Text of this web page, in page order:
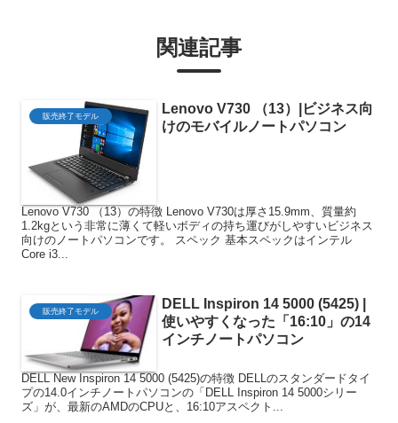
関連記事
販売終了モデル
Lenovo V730 （13）|ビジネス向
けのモバイルノートパソコン
Lenovo V730 （13）の特徴 Lenovo V730は厚さ15.9mm、質量約
1.2kgという非常に薄くて軽いボディの持ち運びがしやすいビジネス
向けのノートパソコンです。 スペック 基本スペックはインテル
Core i3...
販売終了モデル
DELL Inspiron 14 5000 (5425) |
使いやすくなった「16:10」の14
インチノートパソコン
DELL New Inspiron 14 5000 (5425)の特徴 DELLのスタンダードタイ
プの14.0インチノートパソコンの「DELL Inspiron 14 5000シリー
ズ」が、最新のAMDのCPUと、16:10アスペクト...